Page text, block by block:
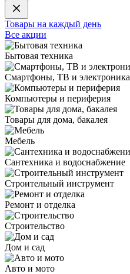
Товары на каждый день
Все акции
Бытовая техника
Смартфоны, ТВ и электроника
Компьютеры и периферия
Товары для дома, бакалея
Мебель
Сантехника и водоснабжение
Строительный инструмент
Ремонт и отделка
Строительство
Дом и сад
Авто и мото